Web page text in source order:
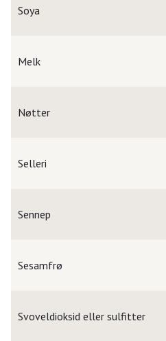
Soya
Melk
Nøtter
Selleri
Sennep
Sesamfrø
Svoveldioksid eller sulfitter